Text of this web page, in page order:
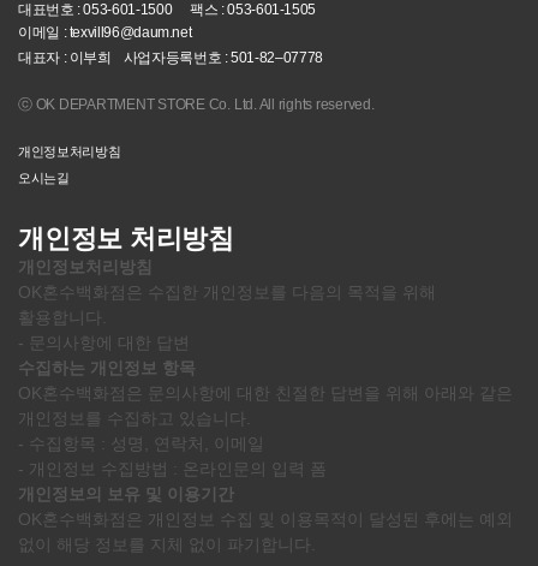
대표번호 : 053-601-1500
팩스 : 053-601-1505
이메일 : texvill96@daum.net
대표자 : 이부희
사업자등록번호 : 501-82–07778
ⓒ OK DEPARTMENT STORE Co. Ltd. All rights reserved.
개인정보처리방침
오시는길
개인정보 처리방침
개인정보처리방침
OK혼수백화점은 수집한 개인정보를 다음의 목적을 위해
활용합니다.
- 문의사항에 대한 답변
수집하는 개인정보 항목
OK혼수백화점은 문의사항에 대한 친절한 답변을 위해 아래와 같은
개인정보를 수집하고 있습니다.
- 수집항목 : 성명, 연락처, 이메일
- 개인정보 수집방법 : 온라인문의 입력 폼
개인정보의 보유 및 이용기간
OK혼수백화점은 개인정보 수집 및 이용목적이 달성된 후에는 예외
없이 해당 정보를 지체 없이 파기합니다.